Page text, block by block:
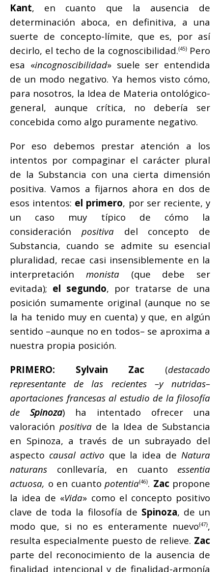
Kant, en cuanto que la ausencia de
determinación aboca, en definitiva, a una
suerte de concepto-límite, que es, por así
decirlo, el techo de la cognoscibilidad.{45}Pero
esa «incognoscibilidad» suele ser entendida
de un modo negativo. Ya hemos visto cómo,
para nosotros, la Idea de Materia ontológico-
general, aunque crítica, no debería ser
concebida como algo puramente negativo.
Por eso debemos prestar atención a los
intentos por compaginar el carácter plural
de la Substancia con una cierta dimensión
positiva. Vamos a fijarnos ahora en dos de
esos intentos: el primero, por ser reciente, y
un caso muy típico de cómo la
consideración positiva del concepto de
Substancia, cuando se admite su esencial
pluralidad, recae casi insensiblemente en la
interpretación monista (que debe ser
evitada); el segundo, por tratarse de una
posición sumamente original (aunque no se
la ha tenido muy en cuenta) y que, en algún
sentido –aunque no en todos– se aproxima a
nuestra propia posición.
PRIMERO:
Sylvain Zac (destacado
representante de las recientes –y nutridas–
aportaciones francesas al estudio de la filosofía
de Spinoza) ha intentado ofrecer una
valoración positiva de la Idea de Substancia
en Spinoza, a través de un subrayado del
aspecto causal activo que la idea de Natura
naturans conllevaría, en cuanto essentia
actuosa, o en cuanto potentia{46}. Zac propone
la idea de «Vida» como el concepto positivo
clave de toda la filosofía de Spinoza, de un
modo que, si no es enteramente nuevo{47},
resulta especialmente puesto de relieve. Zac
parte del reconocimiento de la ausencia de
finalidad intencional y de finalidad-armonía